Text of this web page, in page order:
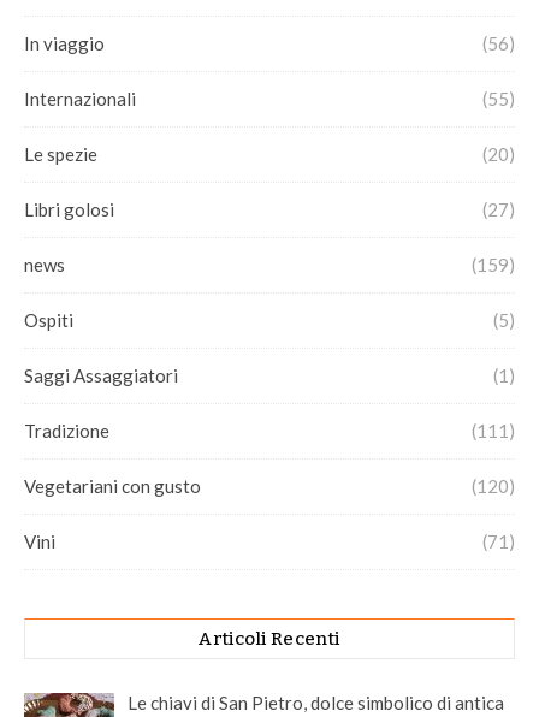
In viaggio (56)
Internazionali (55)
Le spezie (20)
Libri golosi (27)
news (159)
Ospiti (5)
Saggi Assaggiatori (1)
Tradizione (111)
Vegetariani con gusto (120)
Vini (71)
Articoli Recenti
Le chiavi di San Pietro, dolce simbolico di antica